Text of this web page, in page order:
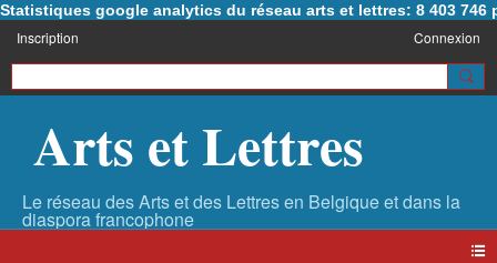
Statistiques google analytics du réseau arts et lettres: 8 403 746
Inscription Connexion
Arts et Lettres